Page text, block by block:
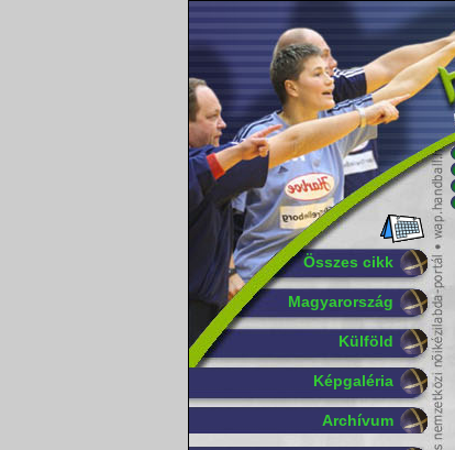
Összes cikk
Magyarország
Külföld
Képgaléria
Archívum